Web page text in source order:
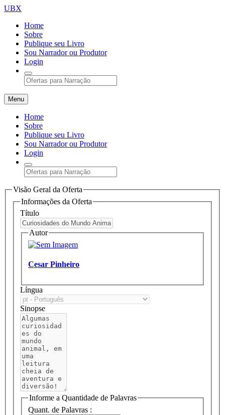
UBX
Home
Sobre
Publique seu Livro
Sou Narrador ou Produtor
Login
Menu
Home
Sobre
Publique seu Livro
Sou Narrador ou Produtor
Login
Visão Geral da Oferta
Informações da Oferta
Título
Autor
Cesar Pinheiro
Língua
Sinopse
Informe a Quantidade de Palavras
Quant. de Palavras :